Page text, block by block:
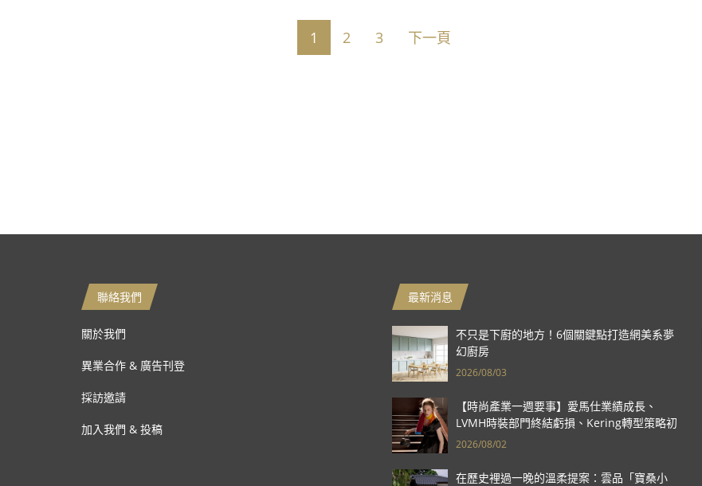
1 2 3 下一頁
聯絡我們
關於我們
異業合作 & 廣告刊登
採訪邀請
加入我們 & 投稿
最新消息
不只是下廚的地方！6個關鍵點打造網美系夢
幻廚房
2026/08/03
【時尚產業一週要事】愛馬仕業績成長、
LVMH時裝部門終結虧損、Kering轉型策略初
現成效、Prada集團財報亮眼
2026/08/02
在歷史裡過一晚的溫柔提案：雲品「寶桑小